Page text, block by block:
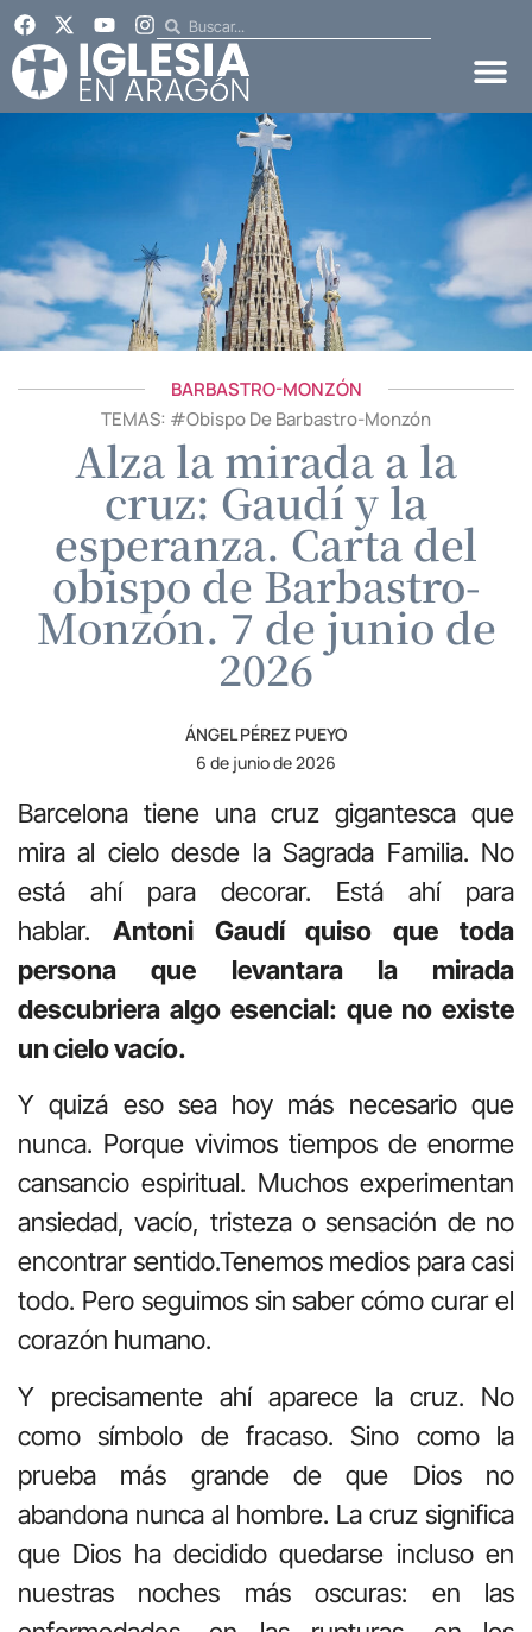
BARBASTRO-MONZÓN
TEMAS: #Obispo De Barbastro-Monzón
Alza la mirada a la
cruz: Gaudí y la
esperanza. Carta del
obispo de Barbastro-
Monzón. 7 de junio de
2026
ÁNGEL PÉREZ PUEYO
6 de junio de 2026
Barcelona tiene una cruz gigantesca que
mira al cielo desde la Sagrada Familia. No
está ahí para decorar. Está ahí para
hablar. Antoni Gaudí quiso que toda
persona que levantara la mirada
descubriera algo esencial: que no existe
un cielo vacío.
Y quizá eso sea hoy más necesario que
nunca. Porque vivimos tiempos de enorme
cansancio espiritual. Muchos experimentan
ansiedad, vacío, tristeza o sensación de no
encontrar sentido.Tenemos medios para casi
todo. Pero seguimos sin saber cómo curar el
corazón humano.
Y precisamente ahí aparece la cruz. No
como símbolo de fracaso. Sino como la
prueba más grande de que Dios no
abandona nunca al hombre. La cruz significa
que Dios ha decidido quedarse incluso en
nuestras noches más oscuras: en las